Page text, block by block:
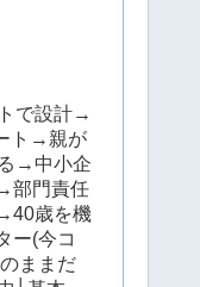
で設計→
ト→親が
→中小企
部門責任
歳を機
ー(今コ
ままだ